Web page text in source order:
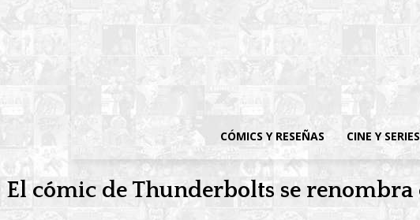
CÓMICS Y RESEÑAS CINE Y SERIES
El cómic de Thunderbolts se